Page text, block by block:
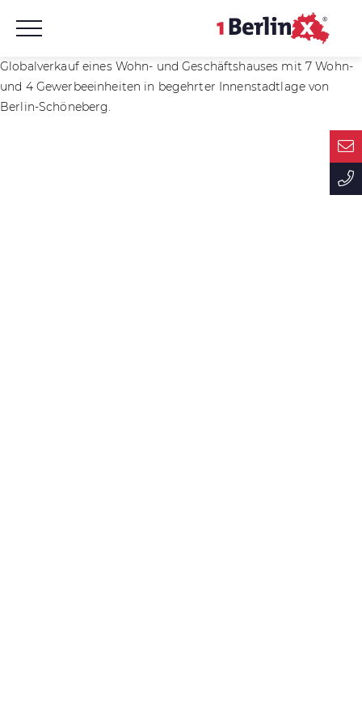
Globalverkauf eines Wohn- und Geschäftshauses mit 7 Wohn-
und 4 Gewerbeeinheiten in begehrter Innenstadtlage von
Berlin-Schöneberg.